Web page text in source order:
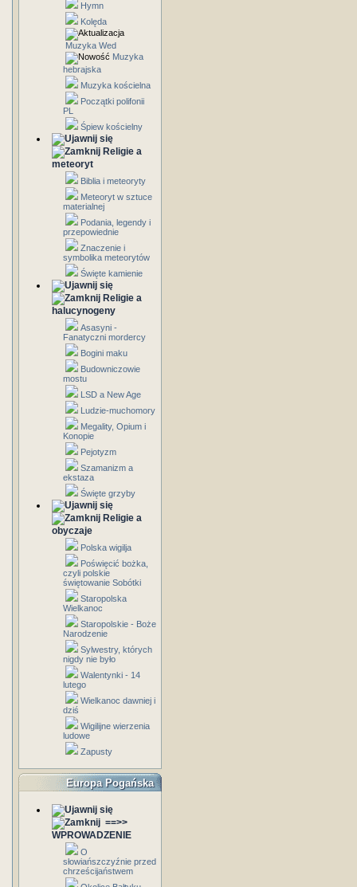
Hymn
Kolęda
Muzyka Wed
Muzyka
hebrajska
Muzyka kościelna
Początki polifonii
PL
Śpiew kościelny
Religie a
meteoryt
Biblia i meteoryty
Meteoryt w sztuce
materialnej
Podania, legendy i
przepowiednie
Znaczenie i
symbolika meteorytów
Święte kamienie
Religie a
halucynogeny
Asasyni -
Fanatyczni mordercy
Bogini maku
Budowniczowie
mostu
LSD a New Age
Ludzie-muchomory
Megality, Opium i
Konopie
Pejotyzm
Szamanizm a
ekstaza
Święte grzyby
Religie a
obyczaje
Polska wigilja
Poświęcić bożka,
czyli polskie
świętowanie Sobótki
Staropolska
Wielkanoc
Staropolskie - Boże
Narodzenie
Sylwestry, których
nigdy nie było
Walentynki - 14
lutego
Wielkanoc dawniej i
dziś
Wigilijne wierzenia
ludowe
Zapusty
Europa Pogańska
==>>
WPROWADZENIE
O
słowiańszczyźnie przed
chrześcijaństwem